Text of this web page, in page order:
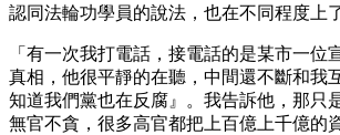
認同法輪功學員的說法，也在不同程度上
「有一次我打電話，接電話的是某市一位
真相，他很平靜的在聽，中間還不斷和我
知道我們黨也在反腐』。我告訴他，那只
無官不貪，很多高官都把上百億上千億的